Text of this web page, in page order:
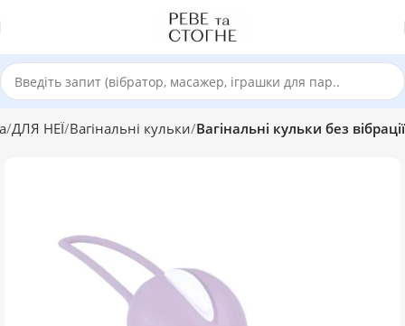
ДЛЯ НЕЇ Вагінальні кульки Вагінальні кульки без вібрації